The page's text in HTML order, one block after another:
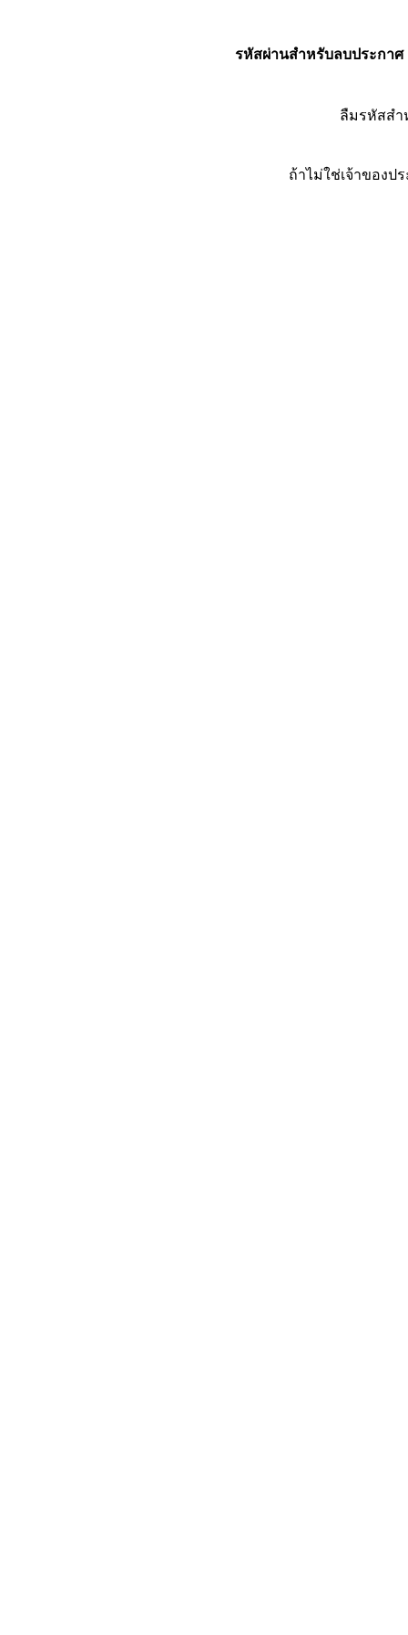
รหัสผ่านสำหรับลบประกาศ
ลืมรหัสส
ถ้าไม่ใช่เจ้าของป